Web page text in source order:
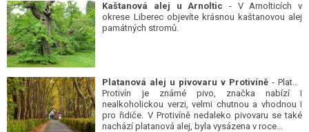
Kaštanová alej u Arnoltic - V Arnolticích v
okrese Liberec objevíte krásnou kaštanovou alej
památných stromů.
Platanová alej u pivovaru v Protivíně - Platan
Protivín je známé pivo, značka nabízí i
nealkoholickou verzi, velmi chutnou a vhodnou i
pro řidiče. V Protivíně nedaleko pivovaru se také
nachází platanová alej, byla vysázena v roce...